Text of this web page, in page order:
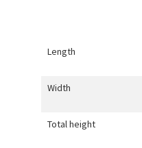
Length
Width
Total height